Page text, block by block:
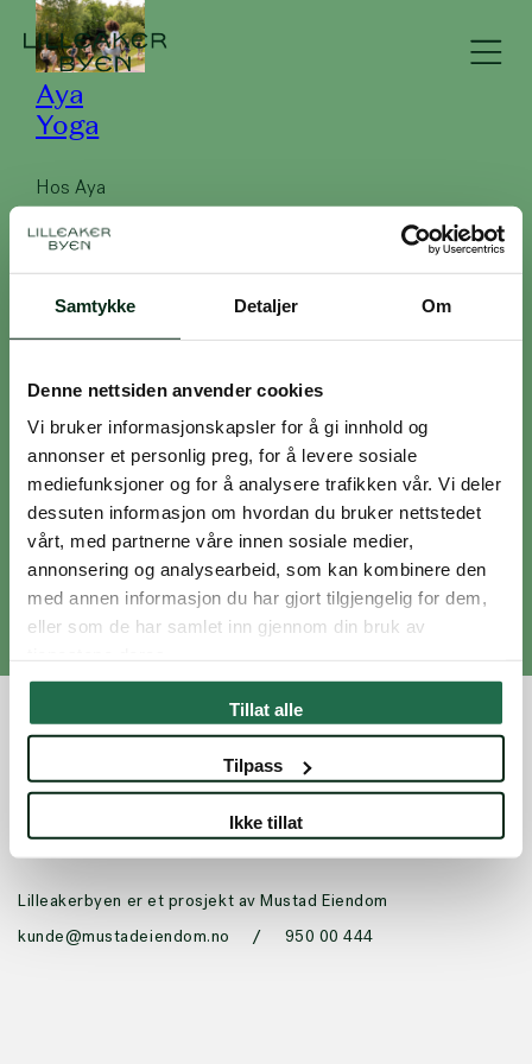
Samtykke Detaljer Om
Denne nettsiden anvender cookies
Vi bruker informasjonskapsler for å gi innhold og
annonser et personlig preg, for å levere sosiale
mediefunksjoner og for å analysere trafikken vår. Vi deler
dessuten informasjon om hvordan du bruker nettstedet
vårt, med partnerne våre innen sosiale medier,
annonsering og analysearbeid, som kan kombinere den
med annen informasjon du har gjort tilgjengelig for dem,
eller som de har samlet inn gjennom din bruk av
Tillat alle
Tilpass
Ikke tillat
Aya
Yoga
Hos Aya
du et bredt
yogatilbud
som dekker
nivåer, alt fra
vinyasa- og
ashtanga-
klasser, til
mer
avslappende
yin- og
restorativ
yoga.
Lilleakerbyen er et prosjekt av Mustad Eiendom
kunde@mustadeiendom.no
/ 950 00 444